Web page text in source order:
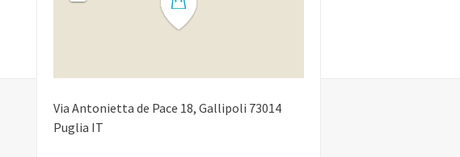
Via Antonietta de Pace 18 Gallipoli 73014
Puglia IT